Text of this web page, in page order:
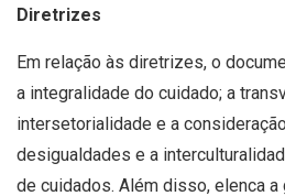
Diretrizes
Em relação às diretrizes, o
a integralidade do cuidado; a
intersetorialidade e a
desigualdades e a
de cuidados. Além disso, elenca a